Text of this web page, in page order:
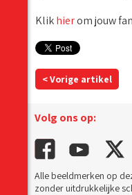
Klikhierom jouw
< Vorige artikel
Volg ons op:
Alle beeldmerken op
zonder uitdrukkelijke